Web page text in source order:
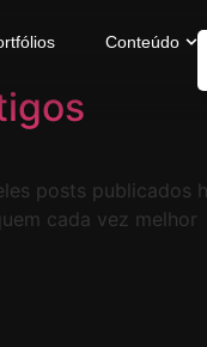
Conteúdo
posts publicados
cada vez melhor